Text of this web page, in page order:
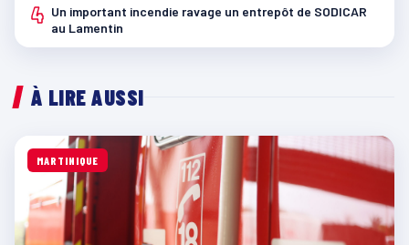
4 Un important incendie ravage un entrepôt de SODICAR
au Lamentin
À LIRE AUSSI
MARTINIQUE